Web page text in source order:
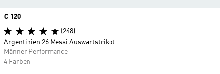
Price
€ 120
(248)
Argentinien 26 Messi Auswärtstrikot
Männer Performance
4 Farben